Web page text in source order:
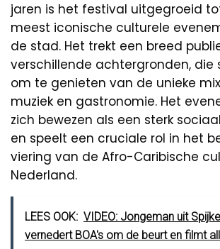
jaren is het festival uitgegroeid
meest iconische culturele
de stad. Het trekt een breed
verschillende achtergronden, die
om te genieten van de unieke
muziek en gastronomie. Het
zich bewezen als een sterk
en speelt een cruciale rol in het
viering van de Afro-Caribische
Nederland.
LEES OOK: VIDEO: Jongeman uit
vernedert BOA's om de beurt en filmt